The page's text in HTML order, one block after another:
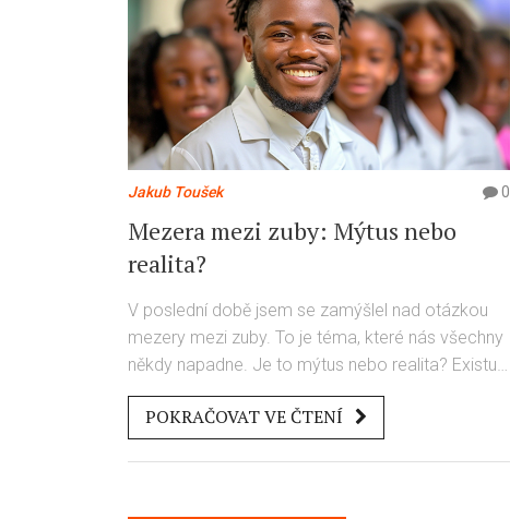
Jakub Toušek 0
Mezera mezi zuby: Mýtus nebo
realita?
V poslední době jsem se zamýšlel nad otázkou
mezery mezi zuby. To je téma, které nás všechny
někdy napadne. Je to mýtus nebo realita? Existují
mnohé názory a já vám představím ty
nejpřesvědčivější. Ponoříme se do světa
dentálních mýtů a realit a rozkrýjeme, co se
POKRAČOVAT VE ČTENÍ